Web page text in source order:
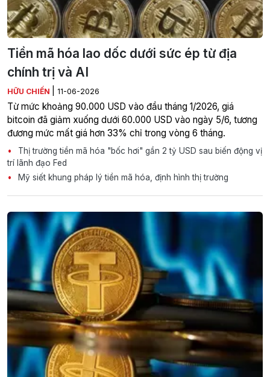
Tiền mã hóa lao dốc dưới sức ép từ địa
chính trị và AI
HỮU CHIẾN 11-06-2026
Từ mức khoảng 90.000 USD vào đầu tháng 1/2026, giá
bitcoin đã giảm xuống dưới 60.000 USD vào ngày 5/6, tương
đương mức mất giá hơn 33% chỉ trong vòng 6 tháng.
Thị trường tiền mã hóa "bốc hơi" gần 2 tỷ USD sau biến động vị
trí lãnh đạo Fed
Mỹ siết khung pháp lý tiền mã hóa, định hình thị trường